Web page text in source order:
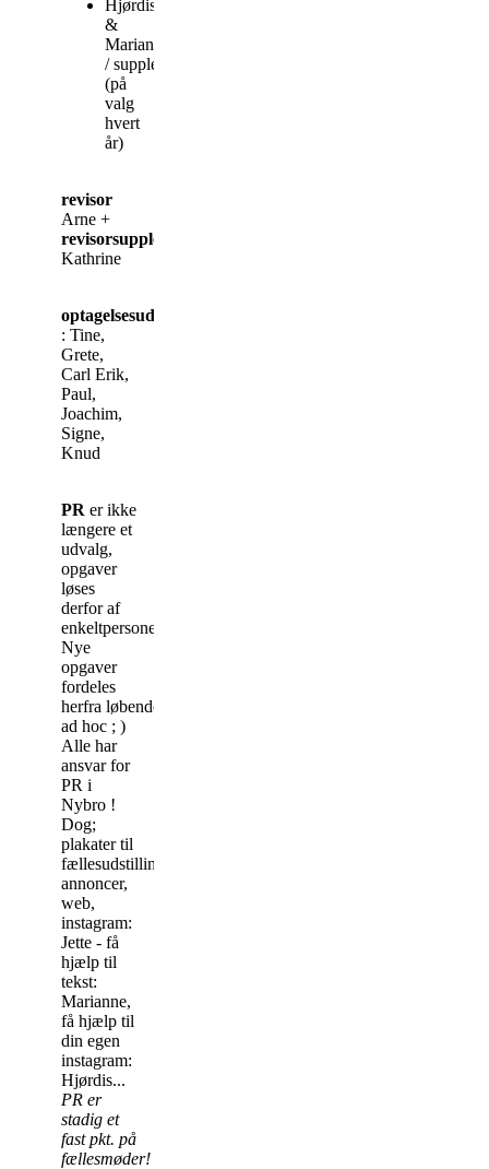
Hjørdis
&
Marianne
/ suppleanter
(på
valg
hvert
år)
revisor
Arne +
revisorsuppleant
Kathrine
optagelsesudvalg
: Tine,
Grete,
Carl Erik,
Paul,
Joachim,
Signe,
Knud
PR er ikke
længere et
udvalg,
opgaver
løses
derfor af
enkeltpersoner.
Nye
opgaver
fordeles
herfra løbende
ad hoc ; )
Alle har
ansvar for
PR i
Nybro !
Dog;
plakater til
fællesudstillinger,
annoncer,
web,
instagram:
Jette - få
hjælp til
tekst:
Marianne,
få hjælp til
din egen
instagram:
Hjørdis...
PR er
stadig et
fast pkt. på
fællesmøder!